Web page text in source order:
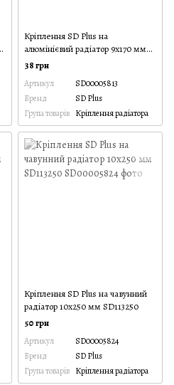
Кріплення SD Plus на
алюмінієвий радіатор 9х170 мм
SD109170R
38 грн
Артикул
SD00005813
Бренд
SD Plus
Група товарів Кріплення радіатора
Кріплення SD Plus на чавунний
радіатор 10х250 мм SD113250
50 грн
Артикул
SD00005824
Бренд
SD Plus
Група товарів Кріплення радіатора